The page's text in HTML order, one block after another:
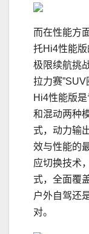
而在性能方
托Hi4性能版
极限续航挑
拉力赛”SUV
Hi4性能版
和混动两种
式，动力输
效与性能的
应切换技术
式，全面覆
户外自驾还
对。